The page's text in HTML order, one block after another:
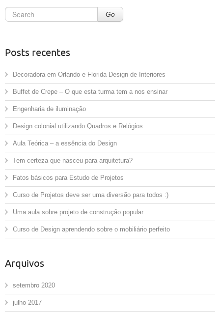
Go
Posts recentes
Decoradora em Orlando e Florida Design de Interiores
Buffet de Crepe – O que esta turma tem a nos ensinar
Engenharia de iluminação
Design colonial utilizando Quadros e Relógios
Aula Teórica – a essência do Design
Tem certeza que nasceu para arquitetura?
Fatos básicos para Estudo de Projetos
Curso de Projetos deve ser uma diversão para todos :)
Uma aula sobre projeto de construção popular
Curso de Design aprendendo sobre o mobiliário perfeito
Arquivos
setembro 2020
julho 2017